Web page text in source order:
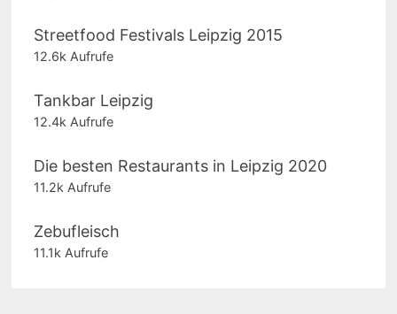
Streetfood Festivals Leipzig 2015
12.6k Aufrufe
Tankbar Leipzig
12.4k Aufrufe
Die besten Restaurants in Leipzig 2020
11.2k Aufrufe
Zebufleisch
11.1k Aufrufe